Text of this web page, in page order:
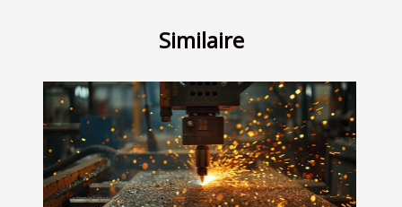
Similaire